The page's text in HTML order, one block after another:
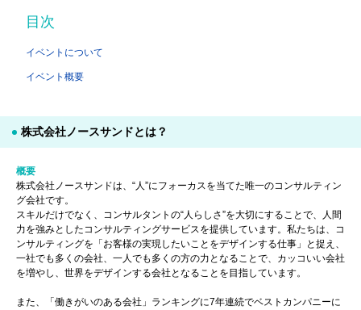
目次
イベントについて
イベント概要
株式会社ノースサンドとは？
概要
株式会社ノースサンドは、“人”にフォーカスを当てた唯一のコンサルティン
グ会社です。
スキルだけでなく、コンサルタントの“人らしさ”を大切にすることで、人間
力を強みとしたコンサルティングサービスを提供しています。私たちは、コ
ンサルティングを「お客様の実現したいことをデザインする仕事」と捉え、
一社でも多くの会社、一人でも多くの方の力となることで、カッコいい会社
を増やし、世界をデザインする会社となることを目指しています。
また、「働きがいのある会社」ランキングに7年連続でベストカンパニーに